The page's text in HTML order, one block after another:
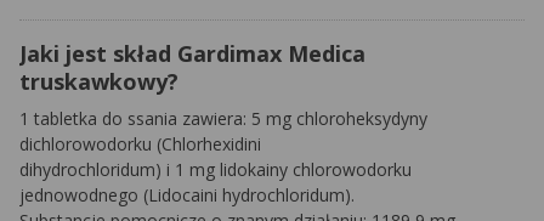
Jaki jest skład Gardimax Medica
truskawkowy?
1 tabletka do ssania zawiera: 5 mg chloroheksydyny
dichlorowodorku (Chlorhexidini
dihydrochloridum) i 1 mg lidokainy chlorowodorku
jednowodnego (Lidocaini hydrochloridum).